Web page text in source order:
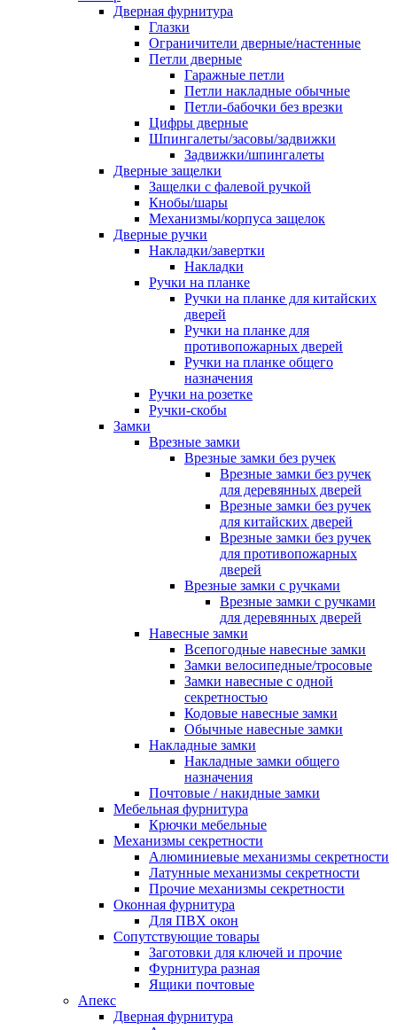
Дверная фурнитура
Глазки
Ограничители дверные/настенные
Петли дверные
Гаражные петли
Петли накладные обычные
Петли-бабочки без врезки
Цифры дверные
Шпингалеты/засовы/задвижки
Задвижки/шпингалеты
Дверные защелки
Защелки с фалевой ручкой
Кнобы/шары
Механизмы/корпуса защелок
Дверные ручки
Накладки/завертки
Накладки
Ручки на планке
Ручки на планке для китайских
дверей
Ручки на планке для
противопожарных дверей
Ручки на планке общего
назначения
Ручки на розетке
Ручки-скобы
Замки
Врезные замки
Врезные замки без ручек
Врезные замки без ручек
для деревянных дверей
Врезные замки без ручек
для китайских дверей
Врезные замки без ручек
для противопожарных
дверей
Врезные замки с ручками
Врезные замки с ручками
для деревянных дверей
Навесные замки
Всепогодные навесные замки
Замки велосипедные/тросовые
Замки навесные с одной
секретностью
Кодовые навесные замки
Обычные навесные замки
Накладные замки
Накладные замки общего
назначения
Почтовые / накидные замки
Мебельная фурнитура
Крючки мебельные
Механизмы секретности
Алюминиевые механизмы секретности
Латунные механизмы секретности
Прочие механизмы секретности
Оконная фурнитура
Для ПВХ окон
Сопутствующие товары
Заготовки для ключей и прочие
Фурнитура разная
Ящики почтовые
Апекс
Дверная фурнитура